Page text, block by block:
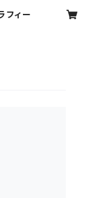
フィー